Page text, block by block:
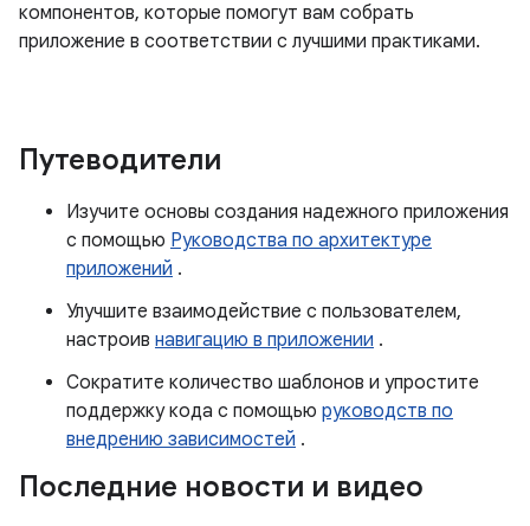
компонентов, которые помогут вам собрать
приложение в соответствии с лучшими практиками.
Путеводители
Изучите основы создания надежного приложения
с помощью Руководства по архитектуре
приложений .
Улучшите взаимодействие с пользователем,
настроив навигацию в приложении .
Сократите количество шаблонов и упростите
поддержку кода с помощью руководств по
внедрению зависимостей .
Последние новости и видео